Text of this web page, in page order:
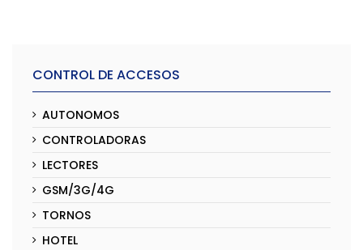
CONTROL DE ACCESOS
AUTONOMOS
CONTROLADORAS
LECTORES
GSM/3G/4G
TORNOS
HOTEL